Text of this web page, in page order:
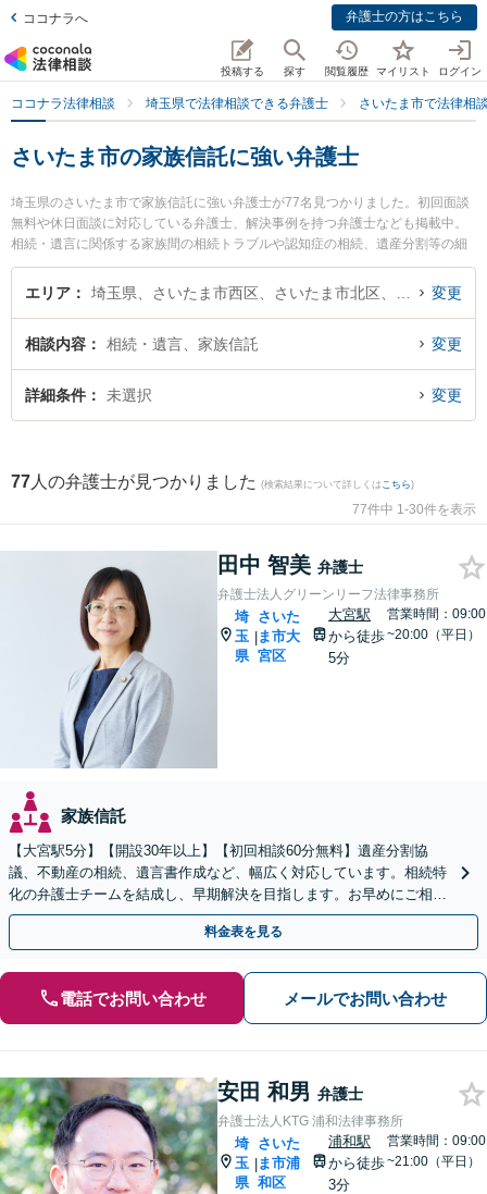
ココナラへ 弁護士の方はこちら
投稿する 探す 閲覧履歴 マイリスト ログイン
ココナラ法律相談 埼玉県で法律相談できる弁護士 さいたま市で法律相
さいたま市の家族信託に強い弁護士
埼玉県のさいたま市で家族信託に強い弁護士が77名見つかりました。初回面談
無料や休日面談に対応している弁護士、解決事例を持つ弁護士なども掲載中。
相続・遺言に関係する家族間の相続トラブルや認知症の相続、遺産分割等の細
かな分野での絞り込み検索もでき便利です。特に弁護士法人グリーンリーフ法
律事務所の田中 智美弁護士や弁護士法人KTG 浦和法律事務所の安田 和男弁護
発生した家族信託のトラブルを今すぐに弁護士に相談したい』『家族信託のト
ラブル解決の実績豊富な近くの弁護士を検索したい』『初回相談無料で家族信
託を法律相談できるさいたま市内の弁護士に相談予約したい』などでお困りの
エリア 変更
相談内容 相続・遺言、家族信託 変更
詳細条件 未選択 変更
77 人の弁護士が見つかりました (検索結果について詳しくは こちら)
77件中 1-30件を表示
田中 智美 弁護士
弁護士法人グリーンリーフ法律事務所
埼
玉
県
|
さいた
ま市大
宮区
大宮駅
から徒歩
5分
営業時間：09:00
~20:00（平日）
家族信託
【大宮駅5分】【開設30年以上】【初回相談60分無料】遺産分割協
議、不動産の相続、遺言書作成など、幅広く対応しています。相続特
化の弁護士チームを結成し、早期解決を目指します。お早めにご相談
ください。【電話相談可】【休日・夜間対応】
料金表を見る
電話でお問い合わせ メールでお問い合わせ
安田 和男 弁護士
弁護士法人KTG 浦和法律事務所
埼
玉
県
|
さいた
ま市浦
和区
浦和駅
から徒歩
3分
営業時間：09:00
~21:00（平日）